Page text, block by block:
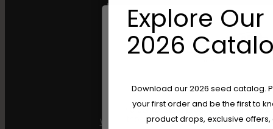
Winkelen in de EU
Are You Aged 18 Or
The content and products of our
those of legal age.Please see
Explore Our
2026
Download our 2026 seed catalog.
your first order and be the first to
product drops, exclusive